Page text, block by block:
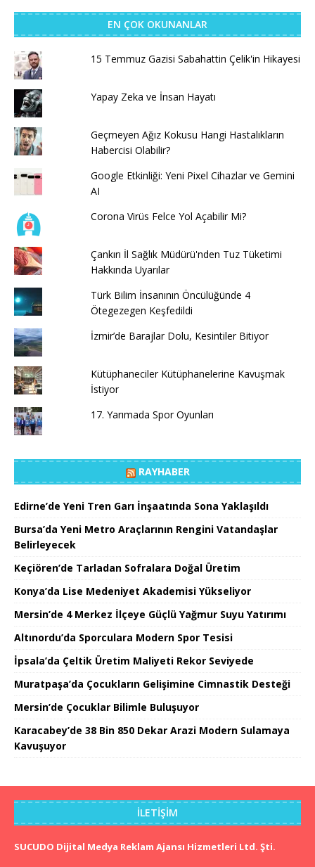
EN ÇOK OKUNANLAR
15 Temmuz Gazisi Sabahattin Çelik'in Hikayesi
Yapay Zeka ve İnsan Hayatı
Geçmeyen Ağız Kokusu Hangi Hastalıkların
Habercisi Olabilir?
Google Etkinliği: Yeni Pixel Cihazlar ve Gemini
AI
Corona Virüs Felce Yol Açabilir Mi?
Çankırı İl Sağlık Müdürü'nden Tuz Tüketimi
Hakkında Uyarılar
Türk Bilim İnsanının Öncülüğünde 4
Ötegezegen Keşfedildi
İzmir’de Barajlar Dolu, Kesintiler Bitiyor
Kütüphaneciler Kütüphanelerine Kavuşmak
İstiyor
17. Yarımada Spor Oyunları
RAYHABER
Edirne’de Yeni Tren Garı İnşaatında Sona Yaklaşıldı
Bursa’da Yeni Metro Araçlarının Rengini Vatandaşlar
Belirleyecek
Keçiören’de Tarladan Sofralara Doğal Üretim
Konya’da Lise Medeniyet Akademisi Yükseliyor
Mersin’de 4 Merkez İlçeye Güçlü Yağmur Suyu Yatırımı
Altınordu’da Sporculara Modern Spor Tesisi
İpsala’da Çeltik Üretim Maliyeti Rekor Seviyede
Muratpaşa’da Çocukların Gelişimine Cimnastik Desteği
Mersin’de Çocuklar Bilimle Buluşuyor
Karacabey’de 38 Bin 850 Dekar Arazi Modern Sulamaya
Kavuşuyor
İLETIŞIM
SUCUDO Dijital Medya Reklam Ajansı Hizmetleri Ltd. Şti.